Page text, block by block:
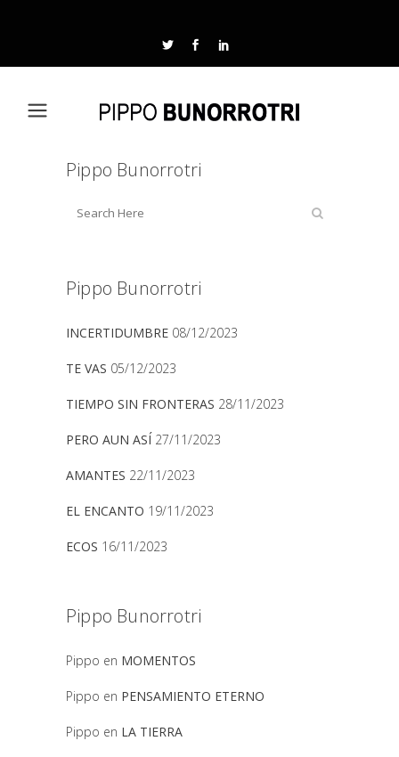
Pippo Bunorrotri
Pippo Bunorrotri
INCERTIDUMBRE 08/12/2023
TE VAS 05/12/2023
TIEMPO SIN FRONTERAS 28/11/2023
PERO AUN ASÍ 27/11/2023
AMANTES 22/11/2023
EL ENCANTO 19/11/2023
ECOS 16/11/2023
Pippo Bunorrotri
Pippo en MOMENTOS
Pippo en PENSAMIENTO ETERNO
Pippo en LA TIERRA